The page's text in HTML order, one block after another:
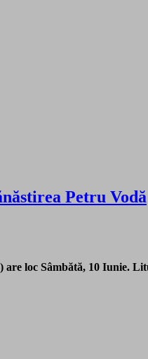
Petru Vodă
are loc Sâmbătă, 10 Iunie.